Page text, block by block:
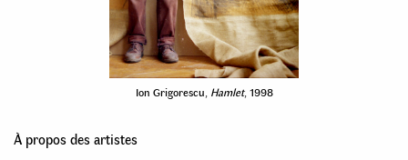
Ion Grigorescu, Hamlet, 1998
À propos des artistes